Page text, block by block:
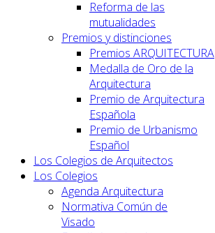
Reforma de las
mutualidades
Premios y distinciones
Premios ARQUITECTURA
Medalla de Oro de la
Arquitectura
Premio de Arquitectura
Española
Premio de Urbanismo
Español
Los Colegios de Arquitectos
Los Colegios
Agenda Arquitectura
Normativa Común de
Visado